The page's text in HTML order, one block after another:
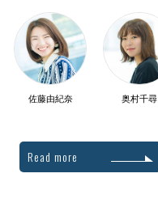
佐藤由紀奈 奥村千尋
Read more